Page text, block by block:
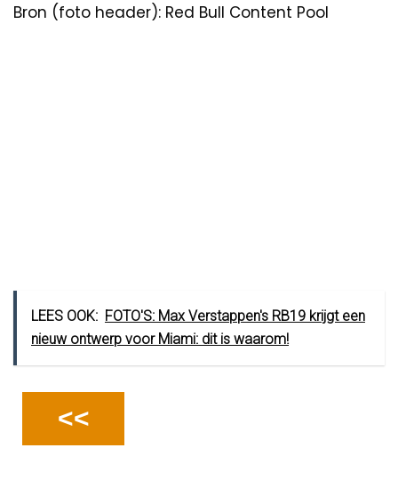
Bron (foto header): Red Bull Content Pool
LEES OOK: FOTO'S: Max Verstappen's RB19 krijgt een
nieuw ontwerp voor Miami: dit is waarom!
<<